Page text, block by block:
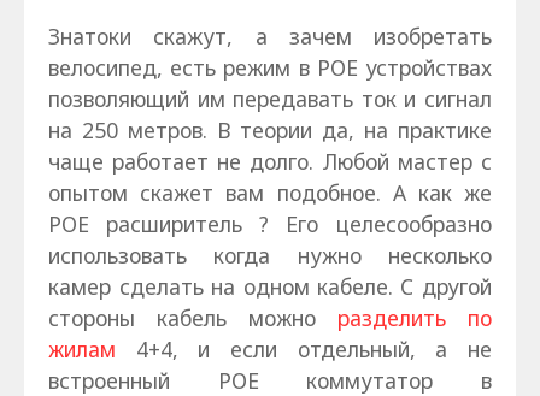
Знатоки скажут, а зачем изобретать
велосипед, есть режим в РОЕ устройствах
позволяющий им передавать ток и сигнал
на 250 метров. В теории да, на практике
чаще работает не долго. Любой мастер с
опытом скажет вам подобное. А как же
РОЕ расширитель ? Его целесообразно
использовать когда нужно несколько
камер сделать на одном кабеле. С другой
стороны кабель можно разделить по
жилам 4+4, и если отдельный, а не
встроенный РОЕ коммутатор в